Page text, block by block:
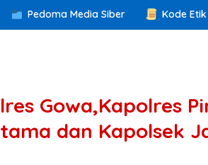
Pedoma Media Siber Kode Etik
Gowa,Kapolres
dan Kapolsek